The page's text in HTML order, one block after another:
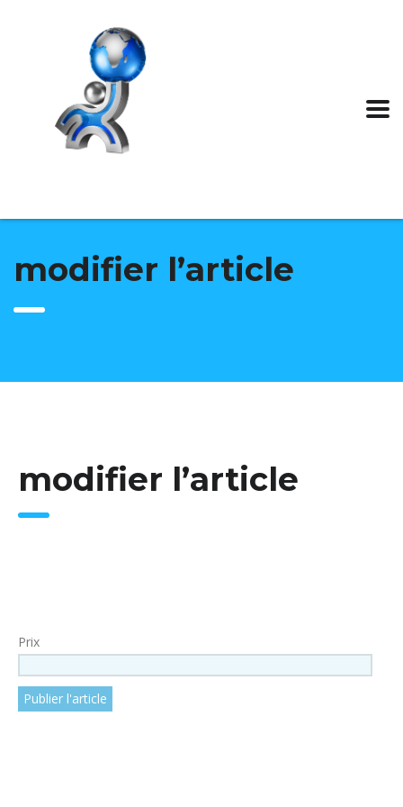
modifier l’article
modifier l’article
Prix
Publier l'article